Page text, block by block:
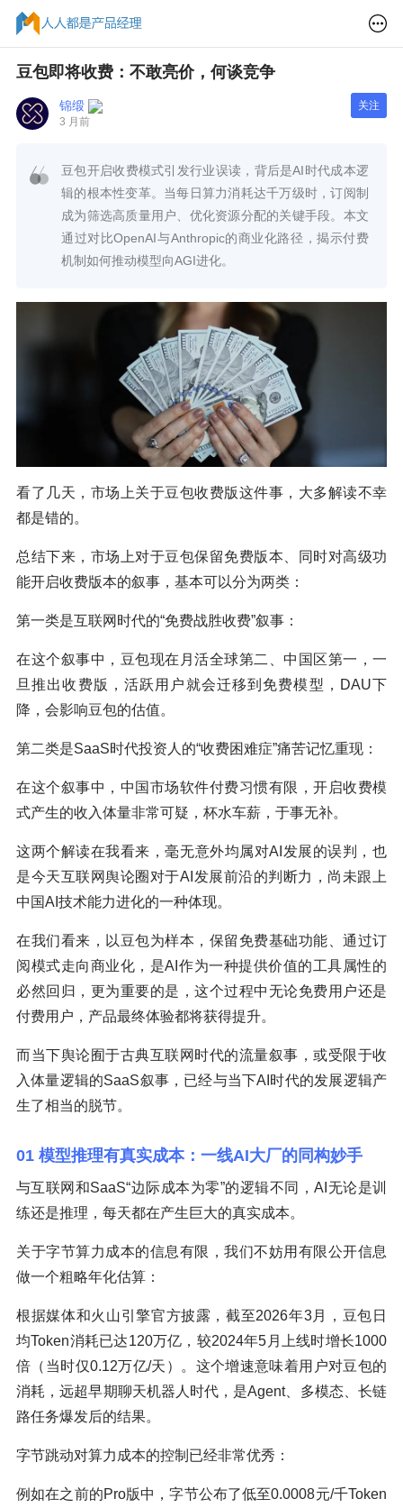
豆包即将收费：不敢亮价，何谈竞争
锦缎
3 月前
关注
豆包开启收费模式引发行业误读，背后是AI时代成本逻
辑的根本性变革。当每日算力消耗达千万级时，订阅制
成为筛选高质量用户、优化资源分配的关键手段。本文
通过对比OpenAI与Anthropic的商业化路径，揭示付费
机制如何推动模型向AGI进化。
看了几天，市场上关于豆包收费版这件事，大多解读不幸
都是错的。
总结下来，市场上对于豆包保留免费版本、同时对高级功
能开启收费版本的叙事，基本可以分为两类：
第一类是互联网时代的“免费战胜收费”叙事：
在这个叙事中，豆包现在月活全球第二、中国区第一，一
旦推出收费版，活跃用户就会迁移到免费模型，DAU下
降，会影响豆包的估值。
第二类是SaaS时代投资人的“收费困难症”痛苦记忆重现：
在这个叙事中，中国市场软件付费习惯有限，开启收费模
式产生的收入体量非常可疑，杯水车薪，于事无补。
这两个解读在我看来，毫无意外均属对AI发展的误判，也
是今天互联网舆论圈对于AI发展前沿的判断力，尚未跟上
中国AI技术能力进化的一种体现。
在我们看来，以豆包为样本，保留免费基础功能、通过订
阅模式走向商业化，是AI作为一种提供价值的工具属性的
必然回归，更为重要的是，这个过程中无论免费用户还是
付费用户，产品最终体验都将获得提升。
而当下舆论囿于古典互联网时代的流量叙事，或受限于收
入体量逻辑的SaaS叙事，已经与当下AI时代的发展逻辑产
生了相当的脱节。
01 模型推理有真实成本：一线AI大厂的同构妙手
与互联网和SaaS“边际成本为零”的逻辑不同，AI无论是训
练还是推理，每天都在产生巨大的真实成本。
关于字节算力成本的信息有限，我们不妨用有限公开信息
做一个粗略年化估算：
根据媒体和火山引擎官方披露，截至2026年3月，豆包日
均Token消耗已达120万亿，较2024年5月上线时增长1000
倍（当时仅0.12万亿/天）。这个增速意味着用户对豆包的
消耗，远超早期聊天机器人时代，是Agent、多模态、长链
路任务爆发后的结果。
字节跳动对算力成本的控制已经非常优秀：
例如在之前的Pro版中，字节公布了低至0.0008元/千Token